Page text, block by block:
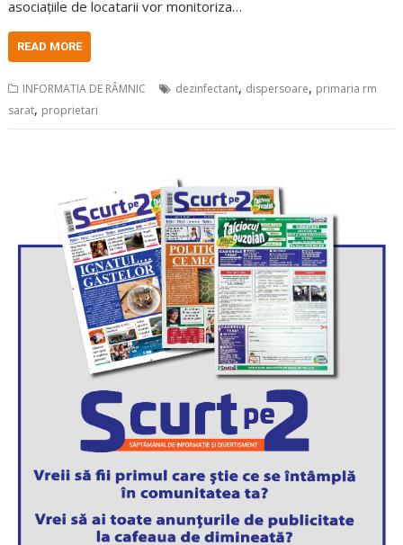
asociațiile de locatarii vor monitoriza…
READ MORE
INFORMATIA DE RÂMNIC dezinfectant, dispersoare, primaria rm
sarat, proprietari